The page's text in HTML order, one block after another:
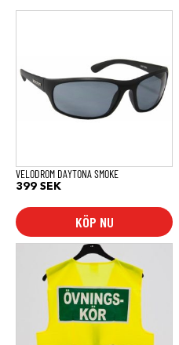
VELODROM DAYTONA SMOKE
399 SEK
KÖP NU